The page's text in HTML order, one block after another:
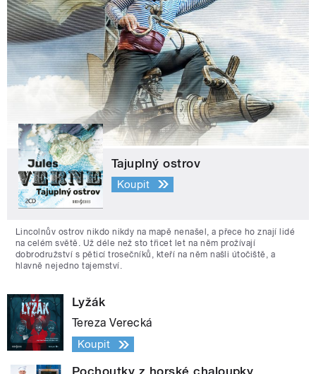
Tajuplný ostrov
Koupit
Lincolnův ostrov nikdo nikdy na mapě nenašel, a přece ho znají lidé
na celém světě. Už déle než sto třicet let na něm prožívají
dobrodružství s pěticí trosečníků, kteří na něm našli útočiště, a
hlavně nejedno tajemství.
Lyžák
Tereza Verecká
Koupit